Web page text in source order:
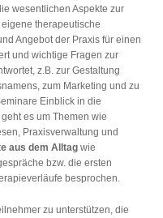
wesentlichen Aspekte zur
eigene therapeutische
Angebot der Praxis für einen
und wichtige Fragen zur
z.B. zur Gestaltung
zum Marketing und zu
Einblick in die
es um Themen wie
Praxisverwaltung und
aus dem Alltag wie
bzw. die ersten
besprochen.
zu unterstützen, die